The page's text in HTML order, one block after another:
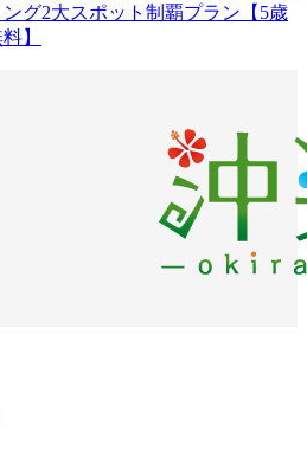
グ2大スポット制覇プラン【5歳
】